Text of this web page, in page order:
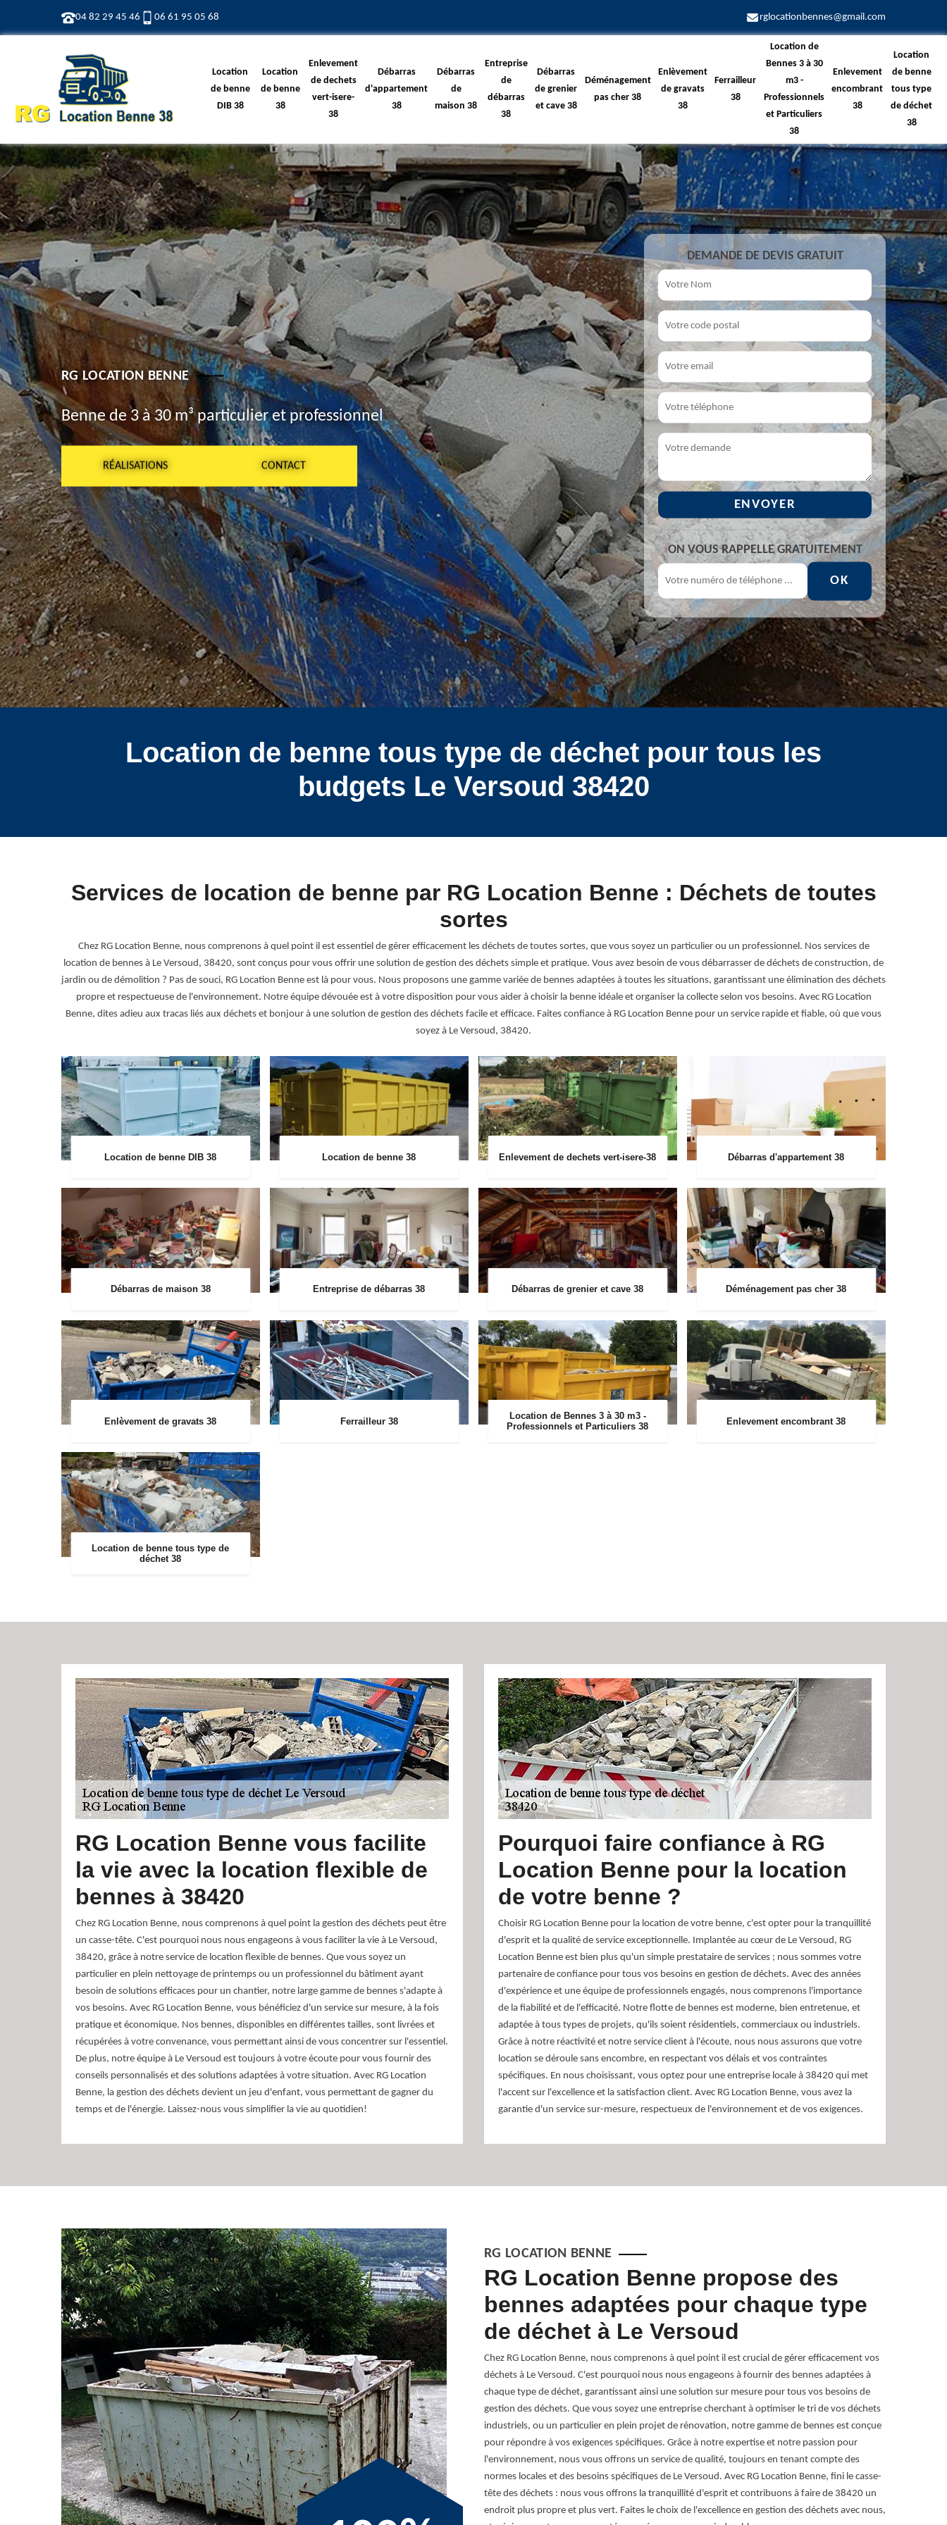
04 82 29 45 46 06 61 95 05 68 rglocationbennes@gmail.com
Location
de benne
DIB 38
Location
de benne
38
Enlevement
de dechets
vert-isere-
38
Débarras
d'appartement
38
Débarras
de
maison 38
Entreprise
de
débarras
38
Débarras
de grenier
et cave 38
Déménagement
pas cher 38
Enlèvement
de gravats
38
Ferrailleur
38
Location de
Bennes 3 à 30
m3 -
Professionnels
et Particuliers
38
Enlevement
encombrant
38
Location
de benne
tous type
de déchet
38
RG LOCATION BENNE
Benne de 3 à 30 m³ particulier et professionnel
RÉALISATIONS CONTACT
DEMANDE DE DEVIS GRATUIT
ON VOUS RAPPELLE GRATUITEMENT
Location de benne tous type de déchet pour tous les
budgets Le Versoud 38420
Services de location de benne par RG Location Benne : Déchets de toutes
sortes
Chez RG Location Benne, nous comprenons à quel point il est essentiel de gérer efficacement les déchets de toutes sortes, que vous soyez un particulier ou un professionnel. Nos services de
location de bennes à Le Versoud, 38420, sont conçus pour vous offrir une solution de gestion des déchets simple et pratique. Vous avez besoin de vous débarrasser de déchets de construction, de
jardin ou de démolition ? Pas de souci, RG Location Benne est là pour vous. Nous proposons une gamme variée de bennes adaptées à toutes les situations, garantissant une élimination des déchets
propre et respectueuse de l'environnement. Notre équipe dévouée est à votre disposition pour vous aider à choisir la benne idéale et organiser la collecte selon vos besoins. Avec RG Location
Benne, dites adieu aux tracas liés aux déchets et bonjour à une solution de gestion des déchets facile et efficace. Faites confiance à RG Location Benne pour un service rapide et fiable, où que vous
soyez à Le Versoud, 38420.
Location de benne DIB 38 Location de benne 38 Enlevement de dechets vert-isere-38 Débarras d'appartement 38
Débarras de maison 38 Entreprise de débarras 38 Débarras de grenier et cave 38 Déménagement pas cher 38
Enlèvement de gravats 38 Ferrailleur 38
Location de Bennes 3 à 30 m3 -
Professionnels et Particuliers 38
Enlevement encombrant 38
Location de benne tous type de
déchet 38
RG Location Benne vous facilite
la vie avec la location flexible de
bennes à 38420
Chez RG Location Benne, nous comprenons à quel point la gestion des déchets peut être
un casse-tête. C'est pourquoi nous nous engageons à vous faciliter la vie à Le Versoud,
38420, grâce à notre service de location flexible de bennes. Que vous soyez un
particulier en plein nettoyage de printemps ou un professionnel du bâtiment ayant
besoin de solutions efficaces pour un chantier, notre large gamme de bennes s'adapte à
vos besoins. Avec RG Location Benne, vous bénéficiez d'un service sur mesure, à la fois
pratique et économique. Nos bennes, disponibles en différentes tailles, sont livrées et
récupérées à votre convenance, vous permettant ainsi de vous concentrer sur l'essentiel.
De plus, notre équipe à Le Versoud est toujours à votre écoute pour vous fournir des
conseils personnalisés et des solutions adaptées à votre situation. Avec RG Location
Benne, la gestion des déchets devient un jeu d'enfant, vous permettant de gagner du
temps et de l'énergie. Laissez-nous vous simplifier la vie au quotidien!
Pourquoi faire confiance à RG
Location Benne pour la location
de votre benne ?
Choisir RG Location Benne pour la location de votre benne, c'est opter pour la tranquillité
d'esprit et la qualité de service exceptionnelle. Implantée au cœur de Le Versoud, RG
Location Benne est bien plus qu'un simple prestataire de services ; nous sommes votre
partenaire de confiance pour tous vos besoins en gestion de déchets. Avec des années
d'expérience et une équipe de professionnels engagés, nous comprenons l'importance
de la fiabilité et de l'efficacité. Notre flotte de bennes est moderne, bien entretenue, et
adaptée à tous types de projets, qu'ils soient résidentiels, commerciaux ou industriels.
Grâce à notre réactivité et notre service client à l'écoute, nous nous assurons que votre
location se déroule sans encombre, en respectant vos délais et vos contraintes
spécifiques. En nous choisissant, vous optez pour une entreprise locale à 38420 qui met
l'accent sur l'excellence et la satisfaction client. Avec RG Location Benne, vous avez la
garantie d'un service sur-mesure, respectueux de l'environnement et de vos exigences.
RG LOCATION BENNE
Le Versoud: Des bennes
polyvalentes pour une gestion
optimale des déchets
Située au cœur de Le Versoud, RG Location Benne s'impose comme un acteur essentiel dans la
gestion des déchets, offrant des solutions innovantes et polyvalentes adaptées aux besoins
variés de la région 38420. Dans un monde où la gestion des déchets devient de plus en plus
complexe, nous nous efforçons de fournir des bennes de haute qualité, conçues pour s'intégrer
parfaitement dans l'environnement urbain de Le Versoud. Nos bennes polyvalentes sont un
atout précieux pour les entreprises, les particuliers et les collectivités, leur permettant de gérer
efficacement les déchets tout en respectant les normes environnementales les plus strictes.
Grâce à notre engagement pour la durabilité et l'innovation, RG Location Benne s'engage à offrir
des solutions sur mesure, garantissant à Le Versoud un avenir plus propre et plus respectueux
de l'environnement. Nos services sur mesure et notre approche centrée sur le client nous
RG Location Benne propose des
bennes adaptées pour chaque type
de déchet à Le Versoud
Chez RG Location Benne, nous comprenons à quel point il est crucial de gérer efficacement vos
déchets à Le Versoud. C'est pourquoi nous nous engageons à fournir des bennes adaptées à
chaque type de déchet, garantissant ainsi une solution sur mesure pour tous vos besoins de
gestion des déchets. Que vous soyez une entreprise cherchant à optimiser le tri de vos déchets
industriels, ou un particulier en plein projet de rénovation, notre gamme de bennes est conçue
pour répondre à vos exigences spécifiques. Grâce à notre expertise et notre passion pour
l'environnement, nous vous offrons un service de qualité, toujours en tenant compte des
normes locales et des besoins spécifiques de Le Versoud. Avec RG Location Benne, fini le casse-
tête des déchets : nous vous offrons la tranquillité d'esprit et contribuons à faire de 38420 un
endroit plus propre et plus vert. Faites le choix de l'excellence en gestion des déchets avec nous,